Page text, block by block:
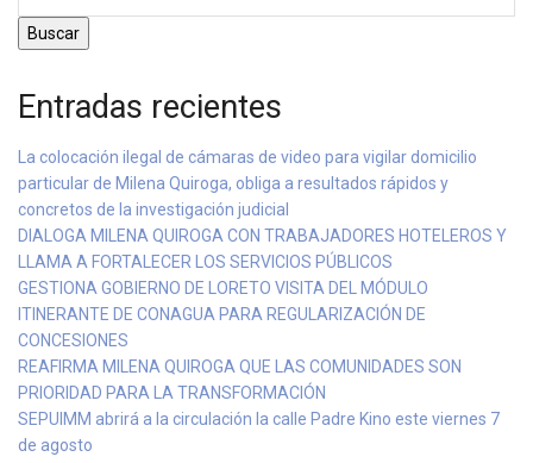
Buscar
Entradas recientes
La colocación ilegal de cámaras de video para vigilar domicilio
particular de Milena Quiroga, obliga a resultados rápidos y
concretos de la investigación judicial
DIALOGA MILENA QUIROGA CON TRABAJADORES HOTELEROS Y
LLAMA A FORTALECER LOS SERVICIOS PÚBLICOS
GESTIONA GOBIERNO DE LORETO VISITA DEL MÓDULO
ITINERANTE DE CONAGUA PARA REGULARIZACIÓN DE
CONCESIONES
REAFIRMA MILENA QUIROGA QUE LAS COMUNIDADES SON
PRIORIDAD PARA LA TRANSFORMACIÓN
SEPUIMM abrirá a la circulación la calle Padre Kino este viernes 7
de agosto